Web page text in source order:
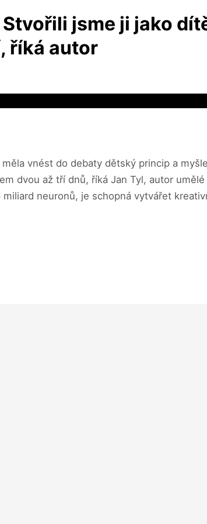
jsme ji jako
říká autor
vnést do debaty dětský princip a
dvou až tří dnů, říká Jan Tyl, autor
neuronů, je schopná vytvářet